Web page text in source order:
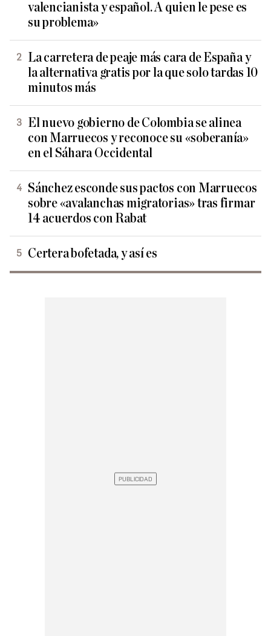
valencianista y español. A quien le pese es
su problema»
La carretera de peaje más cara de España y
la alternativa gratis por la que solo tardas 10
minutos más
El nuevo gobierno de Colombia se alinea
con Marruecos y reconoce su «soberanía»
en el Sáhara Occidental
Sánchez esconde sus pactos con Marruecos
sobre «avalanchas migratorias» tras firmar
14 acuerdos con Rabat
Certera bofetada, y así es